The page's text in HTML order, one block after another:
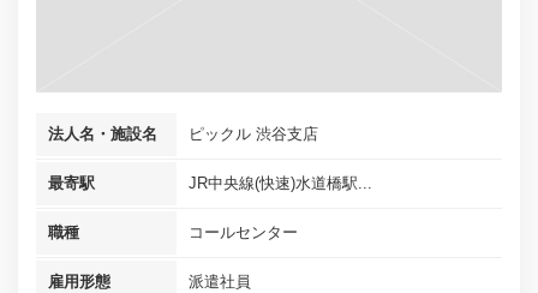
法人名・施設名 ピックル 渋谷支店
最寄駅 JR中央線(快速)水道橋駅...
職種 コールセンター
雇用形態 派遣社員